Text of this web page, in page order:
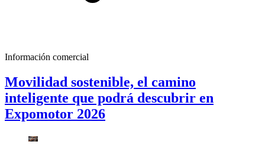
Información comercial
Movilidad sostenible, el camino
inteligente que podrá descubrir en
Expomotor 2026